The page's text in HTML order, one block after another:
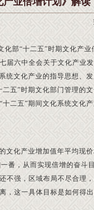
部“十二五”时期文化产业
届六中全会关于文化产业
统文化产业的指导思想、
五”时期文化部门管理的
二五”期间文化系统文化
文化产业增加值年平均现
番，从而实现倍增的奋斗
不强，区域布局不尽合理
，这一具体目标是如何得